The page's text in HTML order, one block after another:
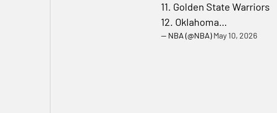
11. Golden State Warriors
12. Oklahoma…
— NBA (@NBA)May 10, 2026